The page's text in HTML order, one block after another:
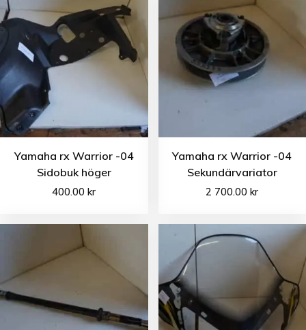
Yamaha rx Warrior -04
Sidobuk höger
400.00kr
Yamaha rx Warrior -04
Sekundärvariator
2 700.00kr